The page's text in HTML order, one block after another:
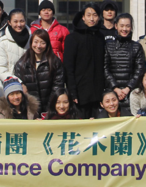
延伸活动
外访
特别项目及八楼平台
演出及活动回顾